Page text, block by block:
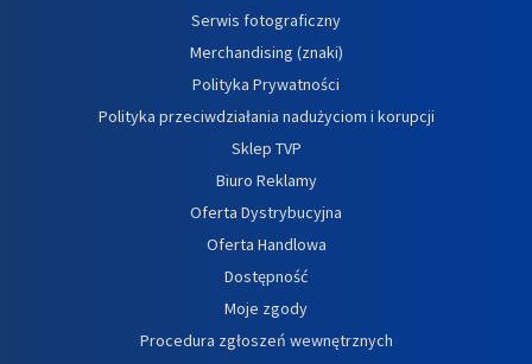
Serwis fotograficzny
Merchandising (znaki)
Polityka Prywatności
Polityka przeciwdziałania nadużyciom i korupcji
Sklep TVP
Biuro Reklamy
Oferta Dystrybucyjna
Oferta Handlowa
Dostępność
Moje zgody
Procedura zgłoszeń wewnętrznych